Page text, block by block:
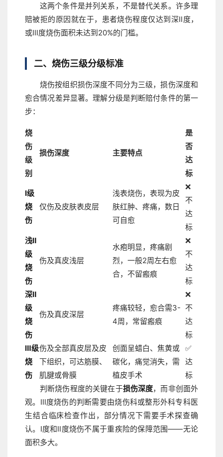
这两个条件是并列关系，不是替代关系。许多理
赔被拒的原因就在于，患者烧伤程度仅达到深Ⅱ度，
或Ⅲ度烧伤面积未达到20%的门槛。
二、烧伤三级分级标准
烧伤按组织损伤深度不同分为三级，损伤深度和
愈合情况差异显著。理解分级是判断赔付条件的第一
步：
烧
伤
级
别
损伤深度 主要特点
是
否
达
标
Ⅰ级
烧
伤
仅伤及皮肤表皮层
浅表烧伤，表现为皮
肤红肿、疼痛，数日
可自愈
❌
不
达
标
浅Ⅱ
级
烧
伤
伤及真皮浅层
水疱明显，疼痛剧
烈，一般2周左右愈
合，不留瘢痕
❌
不
达
标
深Ⅱ
级
烧
伤
伤及真皮深层
疼痛较轻，愈合需3-
4周，常留瘢痕
❌
不
达
标
Ⅲ级
烧
伤
伤及全部真皮层及皮
下组织，可达筋膜、
肌腱或骨膜
创面呈蜡白、焦黄或
碳化，痛觉消失，需
植皮手术
✅
达
标
判断烧伤程度的关键在于损伤深度，而非创面外
观。Ⅲ度烧伤的判断需要由烧伤科或整形外科专科医
生结合临床检查作出，部分情况下需要手术探查确
认。Ⅰ度和Ⅱ度烧伤不属于重疾险的保障范围——无论
面积多大。